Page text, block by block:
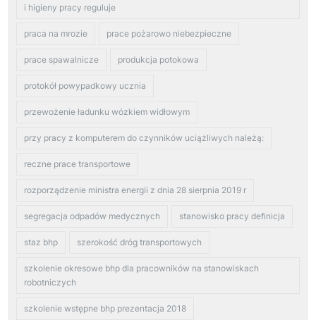
i higieny pracy reguluje
praca na mrozie prace pożarowo niebezpieczne
prace spawalnicze produkcja potokowa
protokół powypadkowy ucznia
przewożenie ładunku wózkiem widłowym
przy pracy z komputerem do czynników uciążliwych należą:
reczne prace transportowe
rozporządzenie ministra energii z dnia 28 sierpnia 2019 r
segregacja odpadów medycznych stanowisko pracy definicja
staz bhp szerokość dróg transportowych
szkolenie okresowe bhp dla pracowników na stanowiskach
robotniczych
szkolenie wstępne bhp prezentacja 2018